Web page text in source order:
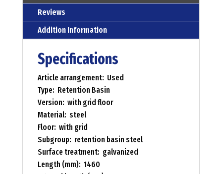
Reviews
Addition Information
Specifications
Article arrangement: Used
Type: Retention Basin
Version: with grid floor
Material: steel
Floor: with grid
Subgroup: retention basin steel
Surface treatment: galvanized
Length (mm): 1460